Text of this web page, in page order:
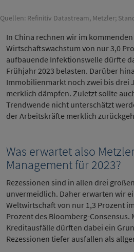
Quellen: Refinitiv Datastream, Metzler;
In China rechnen wir im
Wirtschaftswachstum von nur 3,0
aufbauende Infektionswelle dürfte
Frühjahr 2023 belasten. Darüber
Immobilienmarkt noch zwei bis drei
merklich dämpfen. Zuletzt sollte
Trendwende nicht unterschätzt
der Arbeitskräfte merklich
Was erwartet also
Management für 2023?
Rezessionen sind in allen drei
unvermeidlich. Daher erwarten wir
Weltwirtschaft von nur 1,3 Prozent
Prozent des Bloomberg-Consensus.
Kreditausfälle dürften dabei ein
Rezessionen tiefer ausfallen als